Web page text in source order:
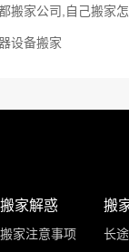
搬家公司,自己搬家怎
设备搬家
搬家解惑
搬家注意事项
搬
长